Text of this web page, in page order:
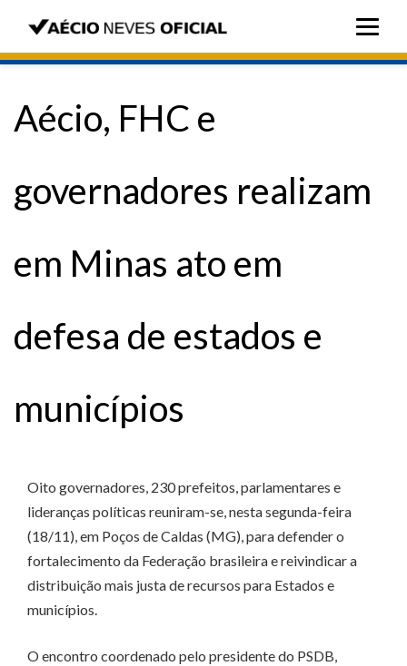
Aécio, FHC e
governadores realizam
em Minas ato em
defesa de estados e
municípios
Oito governadores, 230 prefeitos, parlamentares e
lideranças políticas reuniram-se, nesta segunda-feira
(18/11), em Poços de Caldas (MG), para defender o
fortalecimento da Federação brasileira e reivindicar a
distribuição mais justa de recursos para Estados e
municípios.
O encontro coordenado pelo presidente do PSDB,